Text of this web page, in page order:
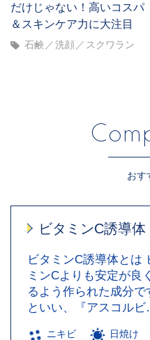
だけじゃない！高いコスパ
＆スキンケア力に大注目
石鹸 洗顔 スクワラン
おす
ビタミンC誘導体
ビタミンC誘導体とは
ミンCよりも安定が良
るよう作られた成分
といい、『アスコル
ニキビ 日焼け